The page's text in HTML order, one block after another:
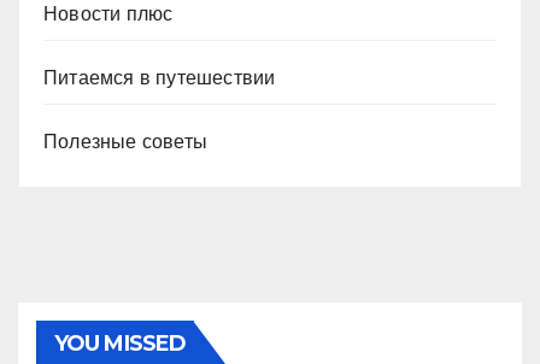
Новости плюс
Питаемся в путешествии
Полезные советы
YOU MISSED